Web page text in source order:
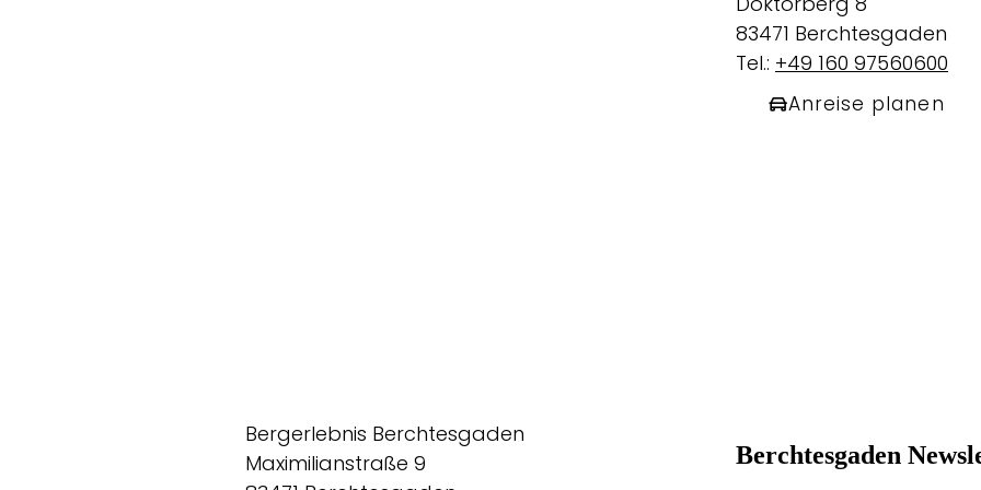
83471 Berchtesgaden
Tel.: +49 160 97560600
Anreise planen
Bergerlebnis Berchtesgaden
Maximilianstraße 9
Berchtesgaden